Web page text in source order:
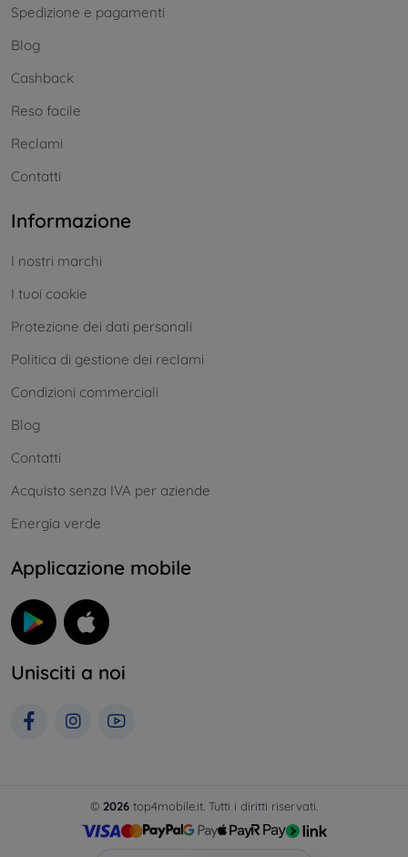
Spedizione e pagamenti
Blog
Cashback
Reso facile
Reclami
Contatti
Informazione
I nostri marchi
I tuoi cookie
Protezione dei dati personali
Politica di gestione dei reclami
Condizioni commerciali
Blog
Contatti
Acquisto senza IVA per aziende
Energia verde
Applicazione mobile
Unisciti a noi
© 2026 top4mobile.it. Tutti i diritti riservati.